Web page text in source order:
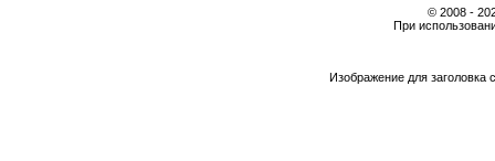
© 2008 -
При
Изображение для